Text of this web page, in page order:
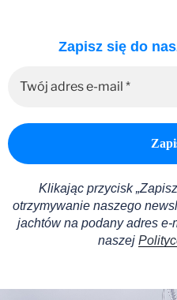
Zapisz się do
Klikając przycisk
otrzymywanie naszego
jachtów na podany adres e-
naszej